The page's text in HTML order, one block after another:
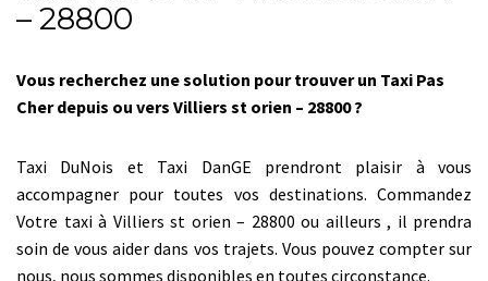
– 28800
Vous recherchez une solution pour trouver un Taxi Pas
Cher depuis ou vers Villiers st orien – 28800 ?
Taxi DuNois et Taxi DanGE prendront plaisir à vous
accompagner pour toutes vos destinations. Commandez
Votre taxi à Villiers st orien – 28800 ou ailleurs , il prendra
soin de vous aider dans vos trajets. Vous pouvez compter sur
nous, nous sommes disponibles en toutes circonstance.